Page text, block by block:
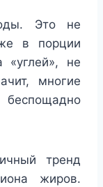
Это не
в порции
не
многие
тренд
жиров.